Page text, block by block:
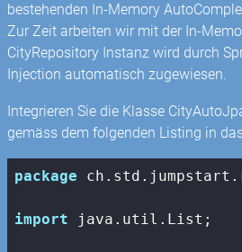
bestehenden In-Memory
Zur Zeit arbeiten wir mit der In-
CityRepository Instanz wird durch
Injection automatisch zugewiesen.
Integrieren Sie die Klasse
gemäss dem folgenden Listing in
package
import java.util.List;